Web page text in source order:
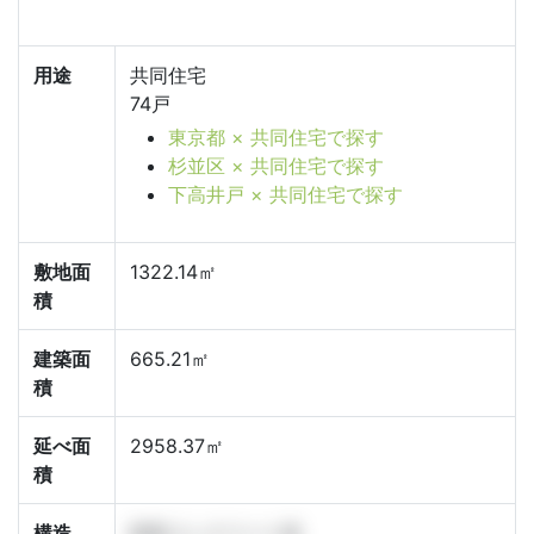
用途
共同住宅
74戸
東京都 × 共同住宅で探す
杉並区 × 共同住宅で探す
下高井戸 × 共同住宅で探す
敷地面
積
1322.14㎡
建築面
積
665.21㎡
延べ面
積
2958.37㎡